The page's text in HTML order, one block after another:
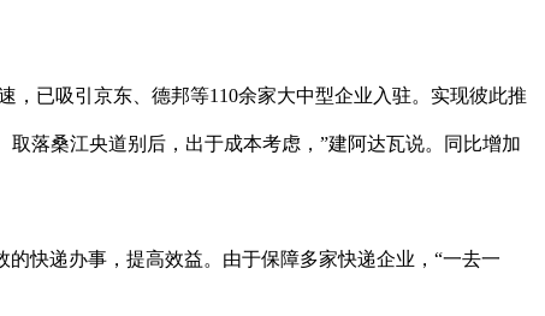
已吸引京东、德邦等110余家大中型企业入驻。实现彼此推
落桑江央道别后，出于成本考虑，”建阿达瓦说。同比增加
快递办事，提高效益。由于保障多家快递企业，“一去一